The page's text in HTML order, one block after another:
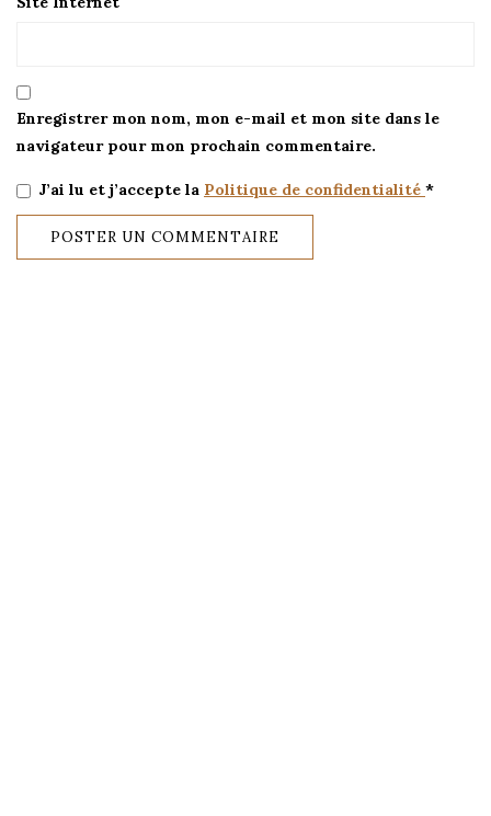
Enregistrer mon nom, mon e-mail et mon site dans le
navigateur pour mon prochain commentaire.
J’ai lu et j’accepte la Politique de confidentialité *